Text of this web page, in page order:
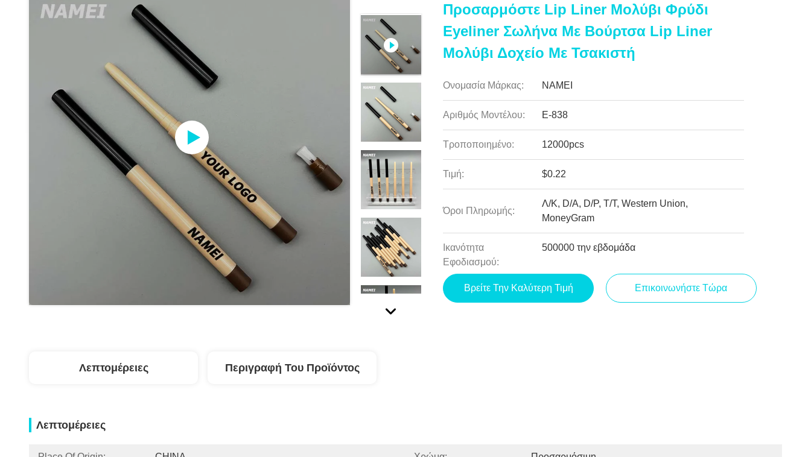
Προσαρμόστε Lip Liner Μολύβι Φρύδι
Eyeliner Σωλήνα Με Βούρτσα Lip Liner
Μολύβι Δοχείο Με Τσακιστή
Ονομασία Μάρκας: NAMEI
Αριθμός Μοντέλου: Ε-838
Τροποποιημένο: 12000pcs
Τιμή: $0.22
Όροι Πληρωμής:
Λ/Κ, D/A, D/P, T/T, Western Union,
MoneyGram
Ικανότητα
Εφοδιασμού:
500000 την εβδομάδα
Βρείτε Την Καλύτερη Τιμή Επικοινωνήστε Τώρα
Λεπτομέρειες Περιγραφή Του Προϊόντος
Λεπτομέρειες